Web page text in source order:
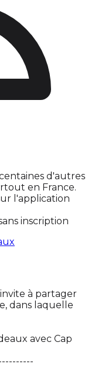
d'autres
en France.
l'application
inscription
à partager
dans laquelle
avec Cap